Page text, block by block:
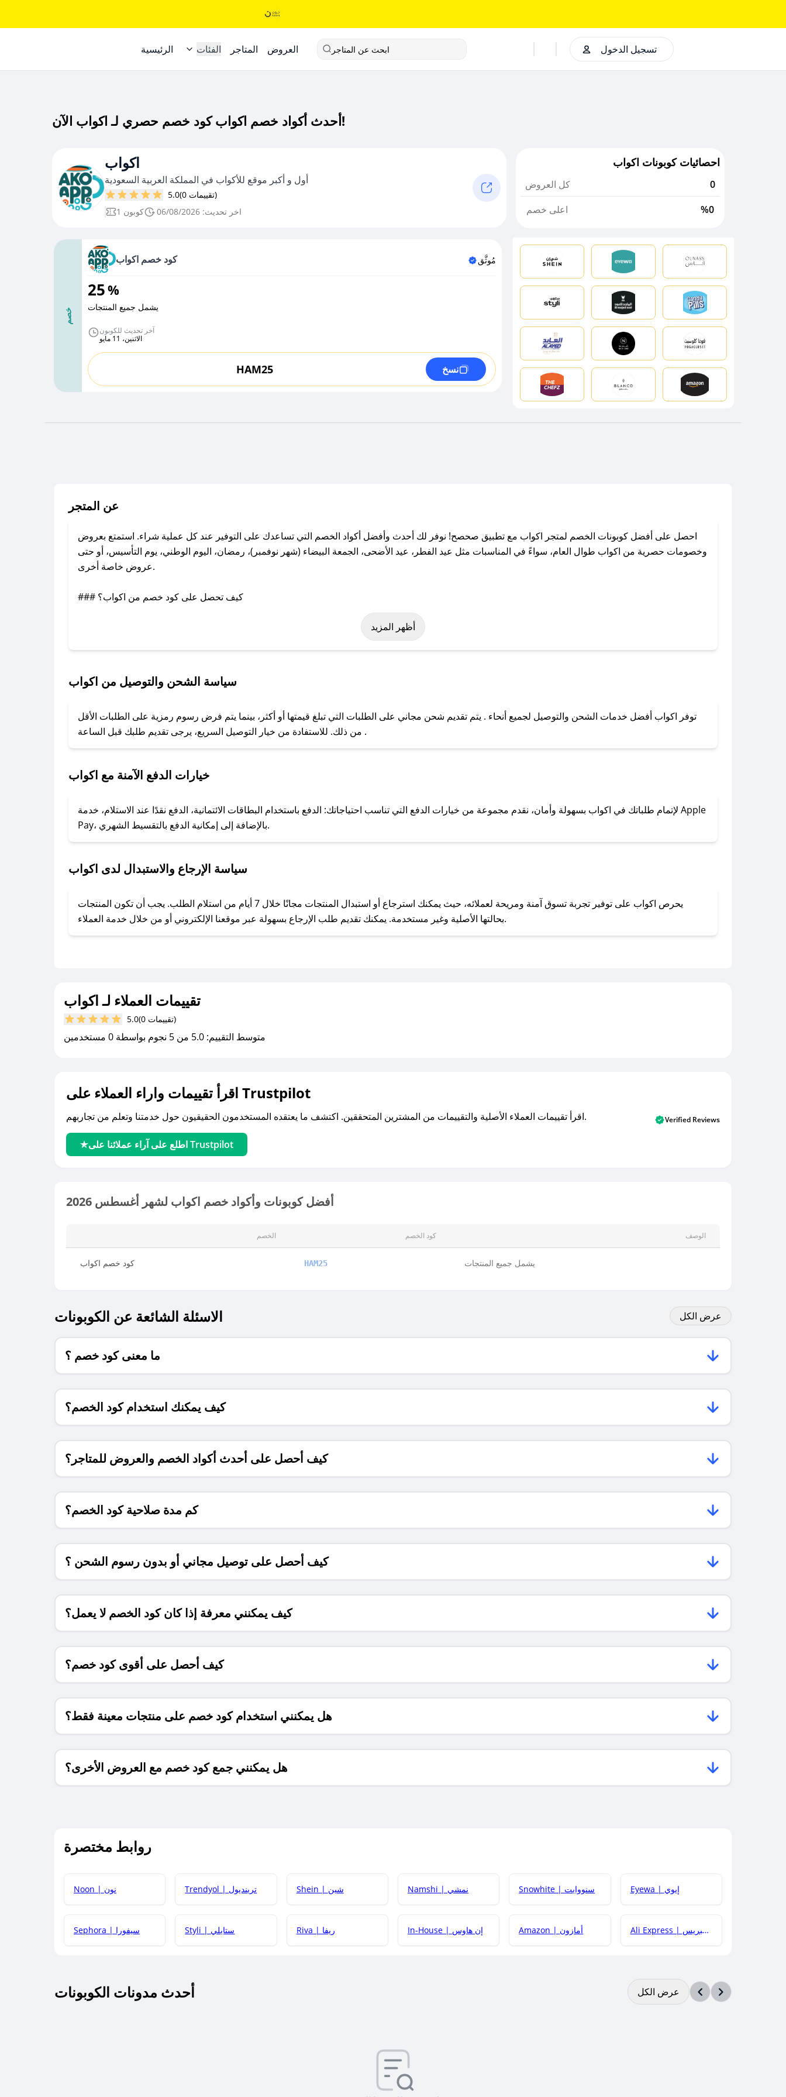
الرئيسية الفئات المتاجر العروض ابحث عن المتاجر تسجيل الدخول
أحدث أكواد خصم اكواب كود خصم حصري لـ اكواب الآن!
اكواب
أول و أكبر موقع للأكواب في المملكة العربية السعودية
5.0
(0 تقييمات)
1 كوبون
اخر تحديث: 06/08/2026
احصائيات كوبونات اكواب
كل العروض
0
اعلى خصم
%0
خصم
كود خصم اكواب مُوثَّق
25%
يشمل جميع المنتجات
آخر تحديث للكوبون
الاثنين، 11 مايو
HAM25 نسخ
عن المتجر
احصل على أفضل كوبونات الخصم لمتجر اكواب مع تطبيق صحصح! نوفر لك أحدث وأفضل أكواد الخصم التي تساعدك على التوفير عند كل عملية شراء. استمتع بعروض
وخصومات حصرية من اكواب طوال العام، سواءً في المناسبات مثل عيد الفطر، عيد الأضحى، الجمعة البيضاء (شهر نوفمبر)، رمضان، اليوم الوطني، يوم التأسيس، أو حتى
عروض خاصة أخرى.
### كيف تحصل على كود خصم من اكواب؟
باستخدام تطبيق صحصح، يمكنك العثور بسهولة على كود خصم اكواب. وفي حال عدم توفر الكوبون، تواصل معنا عبر تويتر أو البريد الإلكتروني لإضافته بسرعة.
لا تقلق! يمكنك التواصل مع فريق دعم صحصح عبر الرسائل الخاصة على تويتر أو البريد الإلكتروني، وسنقوم بحل المشكلة في أسرع وقت ممكن.
### ماذا أفعل إذا لم أجد كود خصم لمتجري المفضل؟
للحصول على كوبونات وخصومات حصرية، قم بما يلي:
- اضغط على أيقونة متابعة لمتجر اكواب في تطبيق صحصح.
- تابع حسابنا الرسمي على تويتر وقم بتفعيل زر التنبيهات.
أظهر المزيد
سياسة الشحن والتوصيل من اكواب
توفر اكواب أفضل خدمات الشحن والتوصيل لجميع أنحاء . يتم تقديم شحن مجاني على الطلبات التي تبلغ قيمتها أو أكثر، بينما يتم فرض رسوم رمزية على الطلبات الأقل
من ذلك. للاستفادة من خيار التوصيل السريع، يرجى تقديم طلبك قبل الساعة .
خيارات الدفع الآمنة مع اكواب
لإتمام طلباتك في اكواب بسهولة وأمان، نقدم مجموعة من خيارات الدفع التي تناسب احتياجاتك: الدفع باستخدام البطاقات الائتمانية، الدفع نقدًا عند الاستلام، خدمة Apple
Pay، بالإضافة إلى إمكانية الدفع بالتقسيط الشهري.
سياسة الإرجاع والاستبدال لدى اكواب
يحرص اكواب على توفير تجربة تسوق آمنة ومريحة لعملائه، حيث يمكنك استرجاع أو استبدال المنتجات مجانًا خلال 7 أيام من استلام الطلب. يجب أن تكون المنتجات
بحالتها الأصلية وغير مستخدمة. يمكنك تقديم طلب الإرجاع بسهولة عبر موقعنا الإلكتروني أو من خلال خدمة العملاء.
تقييمات العملاء لـ اكواب
5.0 (0 تقييمات)
متوسط التقييم: 5.0 من 5 نجوم بواسطة 0 مستخدمين
اقرأ تقييمات واراء العملاء على Trustpilot
اقرأ تقييمات العملاء الأصلية والتقييمات من المشترين المتحققين. اكتشف ما يعتقده المستخدمون الحقيقيون حول خدمتنا وتعلم من تجاربهم.
اطلع على آراء عملائنا على Trustpilot
Verified Reviews
أفضل كوبونات وأكواد خصم اكواب لشهر أغسطس 2026
الخصم كود الخصم الوصف
كود خصم اكواب HAM25 يشمل جميع المنتجات
الاسئلة الشائعة عن الكوبونات عرض الكل
ما معنى كود خصم ؟
كيف يمكنك استخدام كود الخصم؟
كيف أحصل على أحدث أكواد الخصم والعروض للمتاجر؟
كم مدة صلاحية كود الخصم؟
كيف أحصل على توصيل مجاني أو بدون رسوم الشحن ؟
كيف يمكنني معرفة إذا كان كود الخصم لا يعمل؟
كيف أحصل على أقوى كود خصم؟
هل يمكنني استخدام كود خصم على منتجات معينة فقط؟
هل يمكنني جمع كود خصم مع العروض الأخرى؟
روابط مختصرة
Noon | نون Trendyol | ترينديول Shein | شين Namshi | نمشي Snowhite | سنووايت Eyewa | إيوي
Sephora | سيفورا Styli | ستايلي Riva | ريفا In-House | إن هاوس Amazon | أمازون Ali Express | علي إكسبريس
أحدث مدونات الكوبونات عرض الكل